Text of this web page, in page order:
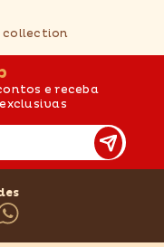
collection
e receba